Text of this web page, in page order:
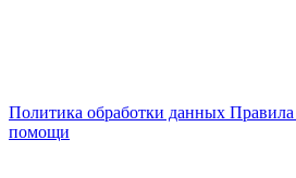
Политика обработки данных Правила
помощи